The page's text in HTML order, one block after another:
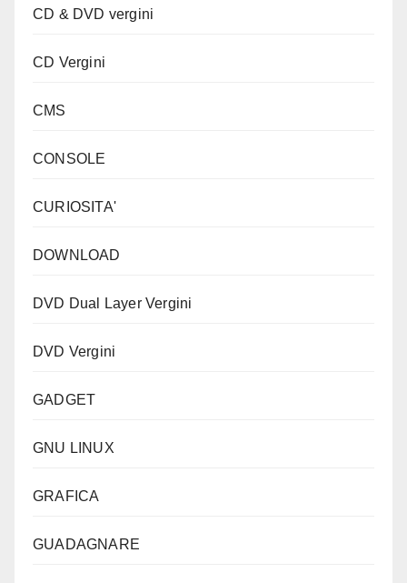
CD & DVD vergini
CD Vergini
CMS
CONSOLE
CURIOSITA'
DOWNLOAD
DVD Dual Layer Vergini
DVD Vergini
GADGET
GNU LINUX
GRAFICA
GUADAGNARE